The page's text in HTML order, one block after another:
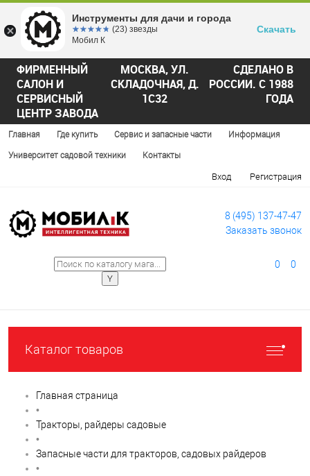
ФИРМЕННЫЙ
САЛОН И
СЕРВИСНЫЙ
ЦЕНТР ЗАВОДА
МОСКВА, УЛ.
СКЛАДОЧНАЯ, Д.
1С32
СДЕЛАНО В
РОССИИ. С 1988
ГОДА
Главная Где купить Сервис и запасные части Информация
Университет садовой техники Контакты
Вход Регистрация
8 (495) 137-47-47
Заказать звонок
0 0
Каталог товаров
Главная страница
•
Тракторы, райдеры садовые
•
Запасные части для тракторов, садовых райдеров
•
Инструменты для дачи и города
☆☆☆☆☆
★★★★★ (23) звезды
Мобил К
Скачать